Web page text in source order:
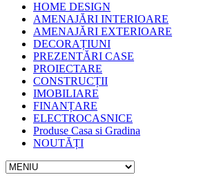
HOME DESIGN
AMENAJĂRI INTERIOARE
AMENAJĂRI EXTERIOARE
DECORAȚIUNI
PREZENTĂRI CASE
PROIECTARE
CONSTRUCȚII
IMOBILIARE
FINANȚARE
ELECTROCASNICE
Produse Casa si Gradina
NOUTĂȚI